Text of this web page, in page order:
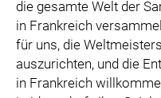
die gesamte Welt der
in Frankreich
für uns, die
auszurichten, und die
in Frankreich